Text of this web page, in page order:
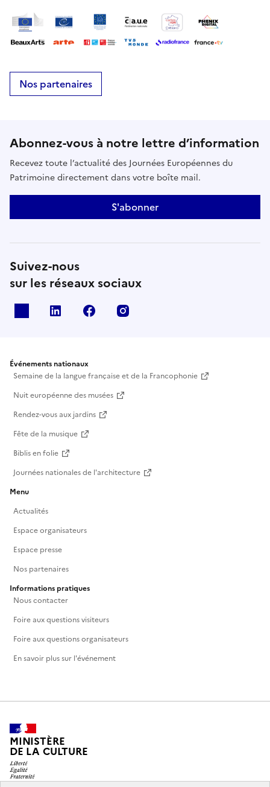
Nos partenaires
Abonnez-vous à notre lettre d’information
Recevez toute l’actualité des Journées Européennes du
Patrimoine directement dans votre boîte mail.
S'abonner
Suivez-nous
sur les réseaux sociaux
Linkedin Facebook
Événements nationaux
Semaine de la langue française et de la Francophonie
Nuit européenne des musées
Rendez-vous aux jardins
Fête de la musique
Biblis en folie
Journées nationales de l'architecture
Menu
Actualités
Espace organisateurs
Espace presse
Nos partenaires
Informations pratiques
Nous contacter
Foire aux questions visiteurs
Foire aux questions organisateurs
En savoir plus sur l'événement
MINISTÈRE
DE LA CULTURE